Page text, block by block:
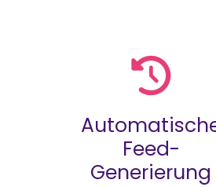
Feed-
Generierung